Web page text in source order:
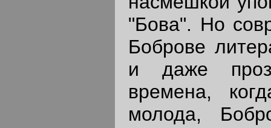
"Бова". Но
Боброве
и даже
времена,
молода,